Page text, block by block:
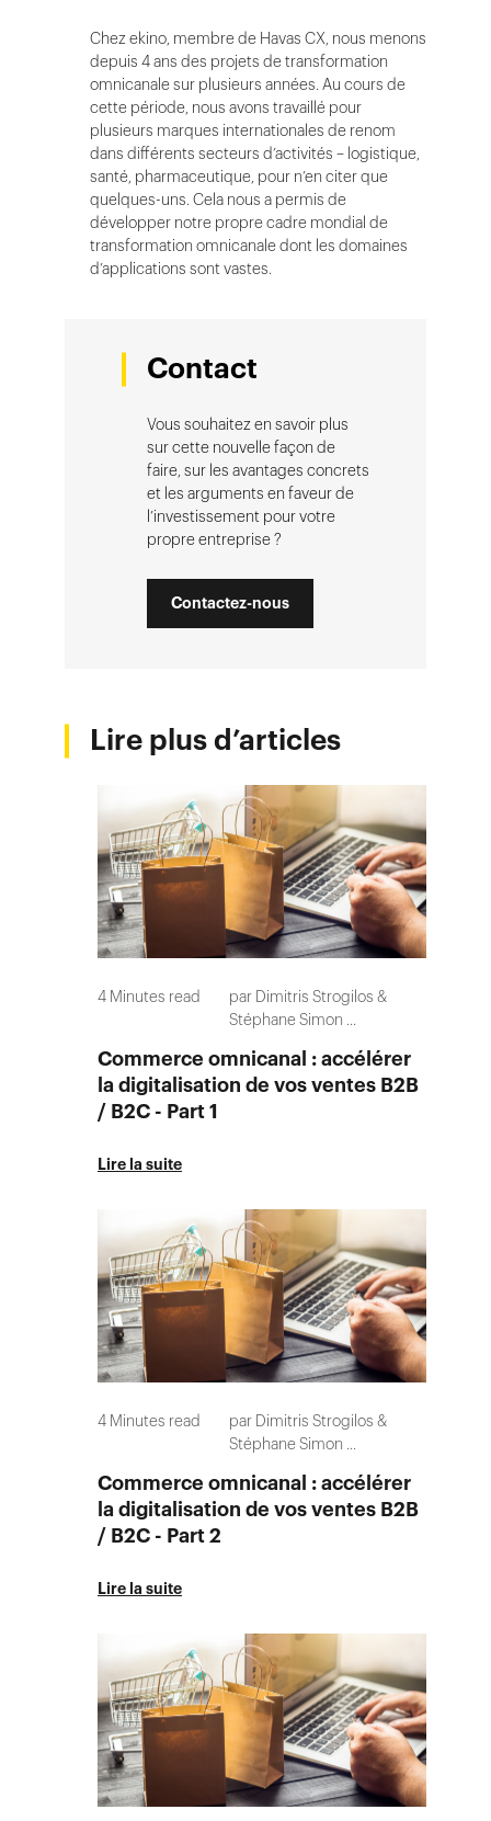
Chez ekino, membre de Havas CX, nous menons
depuis 4 ans des projets de transformation
omnicanale sur plusieurs années. Au cours de
cette période, nous avons travaillé pour
plusieurs marques internationales de renom
dans différents secteurs d’activités – logistique,
santé, pharmaceutique, pour n’en citer que
quelques-uns. Cela nous a permis de
développer notre propre cadre mondial de
transformation omnicanale dont les domaines
d’applications sont vastes.
Contact
Vous souhaitez en savoir plus
sur cette nouvelle façon de
faire, sur les avantages concrets
et les arguments en faveur de
l’investissement pour votre
propre entreprise ?
Contactez-nous
Lire plus d’articles
4 Minutes read par Dimitris Strogilos
Stéphane Simon ...
Commerce omnicanal : accélérer
la digitalisation de vos ventes B2B
/ B2C - Part 1
Lire la suite
4 Minutes read par Dimitris Strogilos
Stéphane Simon ...
Commerce omnicanal : accélérer
la digitalisation de vos ventes B2B
/ B2C - Part 2
Lire la suite